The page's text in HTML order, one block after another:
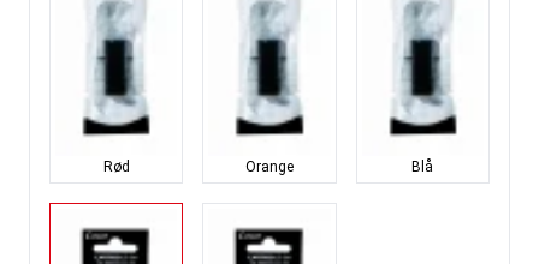
Rød Orange Blå